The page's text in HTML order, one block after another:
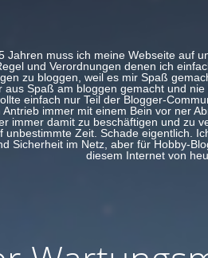
Jahren muss ich meine Webseite auf
und Verordnungen denen ich
zu bloggen, weil es mir Spaß
aus Spaß am bloggen gemacht und
einfach nur Teil der Blogger-
Antrieb immer mit einem Bein vor ner
immer damit zu beschäftigen und zu
unbestimmte Zeit. Schade eigentlich.
Sicherheit im Netz, aber für Hobby-
diesem Internet von